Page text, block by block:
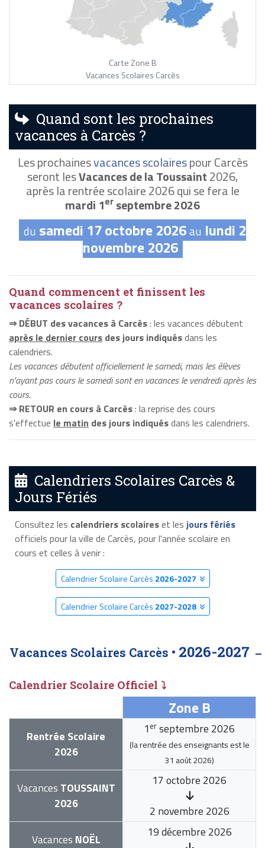
Carte Zone B
Vacances Scolaires Carcès
Quand sont les prochaines
vacances à Carcès ?
Les prochainesvacances scolairespour Carcès
seront lesVacances de la Toussaint2026,
après la rentrée scolaire 2026 qui se fera le
mardi 1er septembre 2026
du samedi 17 octobre 2026au lundi 2
novembre 2026
Quand commencent et finissent les
vacances scolaires ?
⇒ DÉBUT des vacances à Carcès: les vacances débutent
après le dernier cours des jours indiquésdans les
calendriers.
Les vacances débutent officiellement le samedi, mais les élèves
n'ayant pas cours le samedi sont en vacances le vendredi après les
cours.
⇒ RETOUR en cours à Carcès: la reprise des cours
s'effectue le matin des jours indiquésdans les calendriers.
Calendriers Scolaires Carcès &
Jours Fériés
Consultez les calendriers scolaireset les jours fériés
officiels pour la ville de Carcès, pour l'année scolaire en
cours et celles à venir :
Calendrier Scolaire Carcès 2026-2027
Calendrier Scolaire Carcès 2027-2028
Vacances Scolaires Carcès • 2026-2027
Calendrier Scolaire Officiel ⤵
Zone B
Rentrée Scolaire
2026
1 er septembre 2026
(la rentrée des enseignants est le
31 août 2026)
Vacances TOUSSAINT
2026
17 octobre 2026
2 novembre 2026
Vacances NOËL
19 décembre 2026